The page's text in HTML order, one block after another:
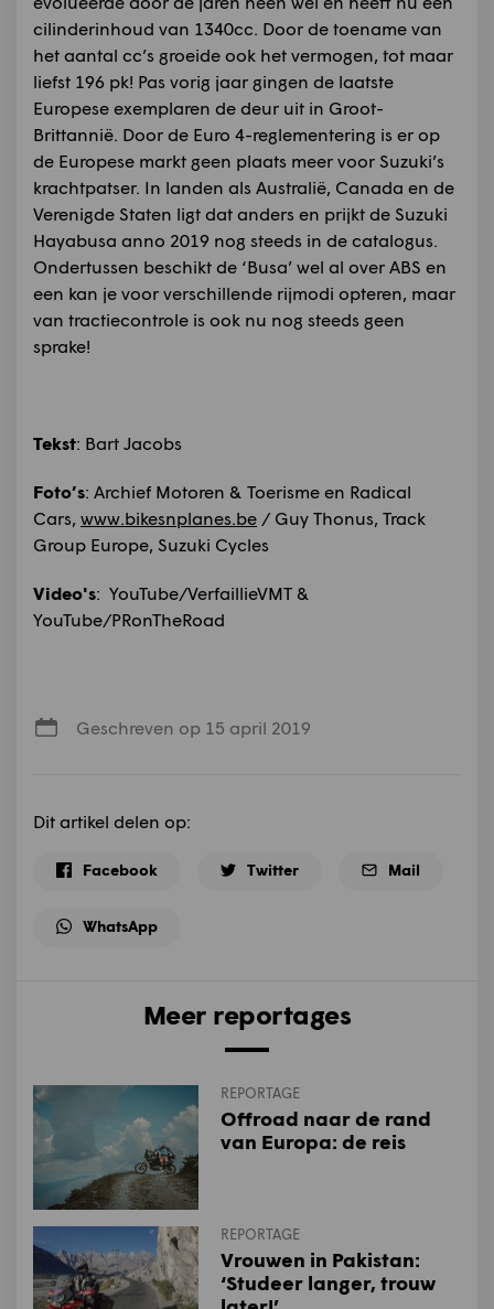
cilinderinhoud van 1340cc. Door de toename van
het aantal cc’s groeide ook het vermogen, tot maar
liefst 196 pk! Pas vorig jaar gingen de laatste
Europese exemplaren de deur uit in Groot-
Brittannië. Door de Euro 4-reglementering is er op
de Europese markt geen plaats meer voor Suzuki’s
krachtpatser. In landen als Australië, Canada en de
Verenigde Staten ligt dat anders en prijkt de Suzuki
Hayabusa anno 2019 nog steeds in de catalogus.
Ondertussen beschikt de ‘Busa’ wel al over ABS en
een kan je voor verschillende rijmodi opteren, maar
van tractiecontrole is ook nu nog steeds geen
sprake!
Tekst: Bart Jacobs
Foto’s: Archief Motoren & Toerisme en Radical
Cars, www.bikesnplanes.be / Guy Thonus, Track
Group Europe, Suzuki Cycles
Video's: YouTube/VerfaillieVMT &
YouTube/PRonTheRoad
Geschreven op 15 april 2019
Dit artikel delen op:
Facebook Twitter Mail
WhatsApp
Meer reportages
REPORTAGE
Offroad naar de rand
van Europa: de reis
REPORTAGE
Vrouwen in Pakistan:
‘Studeer langer, trouw